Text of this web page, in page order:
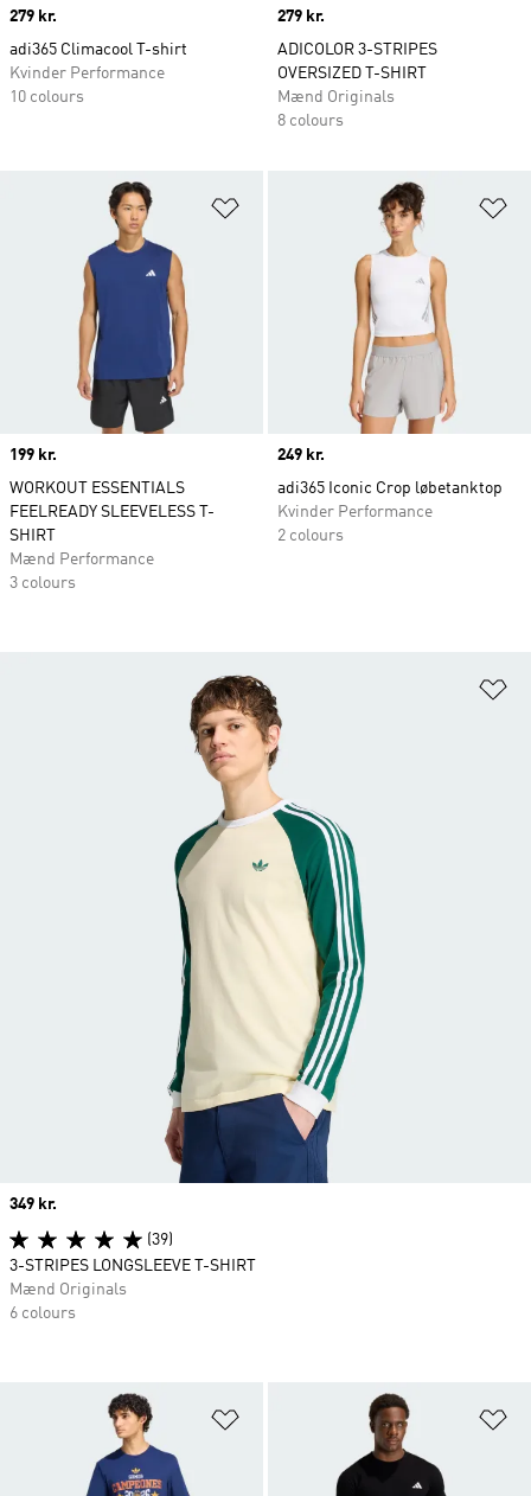
Price
279 kr.
adi365 Climacool T-shirt
Kvinder Performance
10 colours
Price
279 kr.
ADICOLOR 3-STRIPES
OVERSIZED T-SHIRT
Mænd Originals
8 colours
Føj til ønskeliste
Price
199 kr.
WORKOUT ESSENTIALS
FEELREADY SLEEVELESS T-
SHIRT
Mænd Performance
3 colours
Price
249 kr.
adi365 Iconic Crop løbetanktop
Kvinder Performance
2 colours
Føj til ønskeliste
Price
349 kr.
(39)
3-STRIPES LONGSLEEVE T-SHIRT
Mænd Originals
6 colours